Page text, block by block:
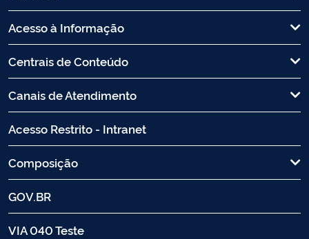
Acesso à Informação
Centrais de Conteúdo
Canais de Atendimento
Acesso Restrito - Intranet
Composição
GOV.BR
VIA 040 Teste